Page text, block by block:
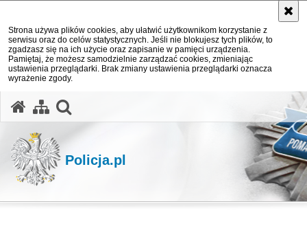
Strona używa plików cookies, aby ułatwić użytkownikom korzystanie z
serwisu oraz do celów statystycznych. Jeśli nie blokujesz tych plików, to
zgadzasz się na ich użycie oraz zapisanie w pamięci urządzenia.
Pamiętaj, że możesz samodzielnie zarządzać cookies, zmieniając
ustawienia przeglądarki. Brak zmiany ustawienia przeglądarki oznacza
wyrażenie zgody.
Policja.pl